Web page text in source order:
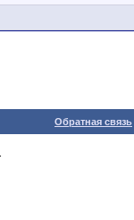
Обратная связь